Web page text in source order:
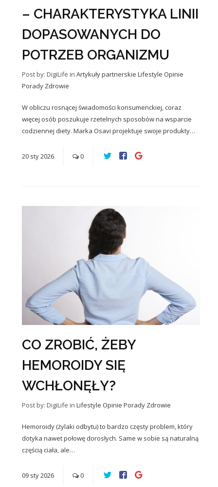
– CHARAKTERYSTYKA LINII
DOPASOWANYCH DO
POTRZEB ORGANIZMU
Post by: DigiLife in Artykuły partnerskie Lifestyle Opinie
Porady Zdrowie
W obliczu rosnącej świadomości konsumenckiej, coraz
więcej osób poszukuje rzetelnych sposobów na wsparcie
codziennej diety. Marka Osavi projektuje swoje produkty…
20 sty2026 0
CO ZROBIĆ, ŻEBY
HEMOROIDY SIĘ
WCHŁONĘŁY?
Post by: DigiLife in Lifestyle Opinie Porady Zdrowie
Hemoroidy (żylaki odbytu) to bardzo częsty problem, który
dotyka nawet połowę dorosłych. Same w sobie są naturalną
częścią ciała, ale…
09 sty2026 0